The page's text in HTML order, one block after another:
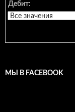
Дебит:
МЫ В FACEBOOK